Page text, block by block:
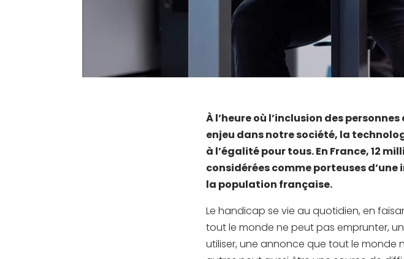
À l’heure où l’inclusion des
enjeu dans notre société, la
à l’égalité pour tous. En France, 12
considérées comme porteuses
la population française.
Le handicap se vie au quotidien, en
tout le monde ne peut pas emprunter,
utiliser, une annonce que tout le monde